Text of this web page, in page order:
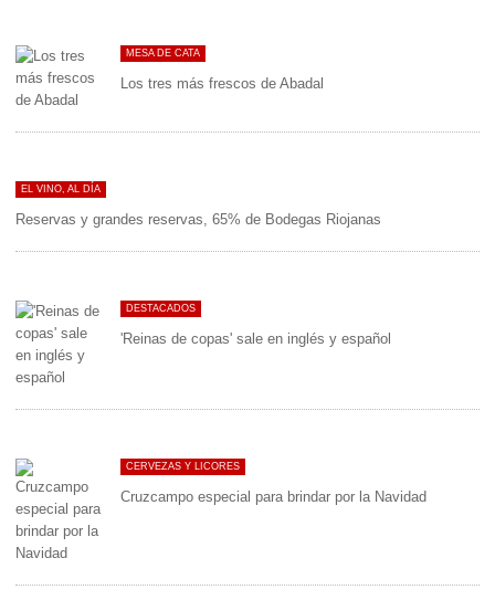
MESA DE CATA
Los tres más frescos de Abadal
EL VINO, AL DÍA
Reservas y grandes reservas, 65% de Bodegas Riojanas
DESTACADOS
'Reinas de copas' sale en inglés y español
CERVEZAS Y LICORES
Cruzcampo especial para brindar por la Navidad